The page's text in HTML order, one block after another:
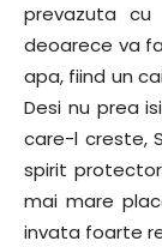
prevazuta
deoarece va
apa, fiind un
Desi nu prea
care-l creste,
spirit
mai mare
invata foarte